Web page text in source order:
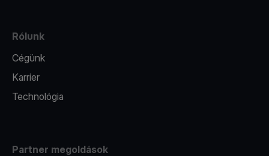
Rólunk
Cégünk
Karrier
Technológia
Partner megoldások